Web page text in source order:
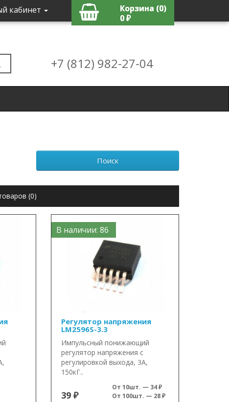
кабинет
Корзина (0)
0 ₽
+7 (812) 982-27-04
(0)
В наличии: 86
Регулятор напряжения
LM2596S-3.3
Импульсный понижающий
регулятор напряжения с
регулировкой выхода, 3А,
150кГ..
39 ₽
От 10шт. — 34 ₽
От 100шт. — 28 ₽